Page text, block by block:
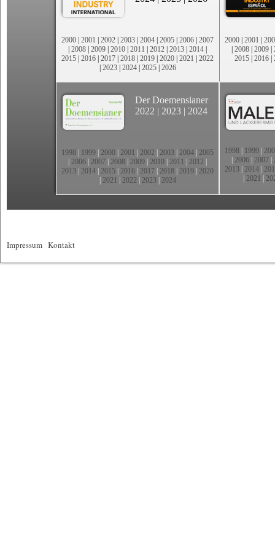
2000 | 2001 | 2002 | 2003 | 2004 | 2005 | 2006 | 2007
| 2008 | 2009 | 2010 | 2011 | 2012 | 2013 | 2014 |
2015 | 2016 | 2017 | 2018 | 2019 | 2020 | 2021 | 2022
| 2023| 2024| 2025| 2026
2000 | 2001 |
| 2008 | 2009 |
2015 | 2016 |
Der Doemensianer
2022 | 2023 | 2024
1998 1999 2000 2001 2002 2003 2004 2005
2006 2007 2008 2009 2010 2011 2012
2013 2014 2015 2016 2017 2018 2019 2020
2021 2022 2023| 2024
1998 1999
2006 2007
2013 2014
2021
Impressum Kontakt